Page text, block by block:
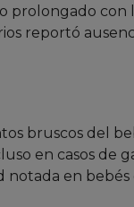
prolongado con
reportó
bruscos del
en casos de
notada en